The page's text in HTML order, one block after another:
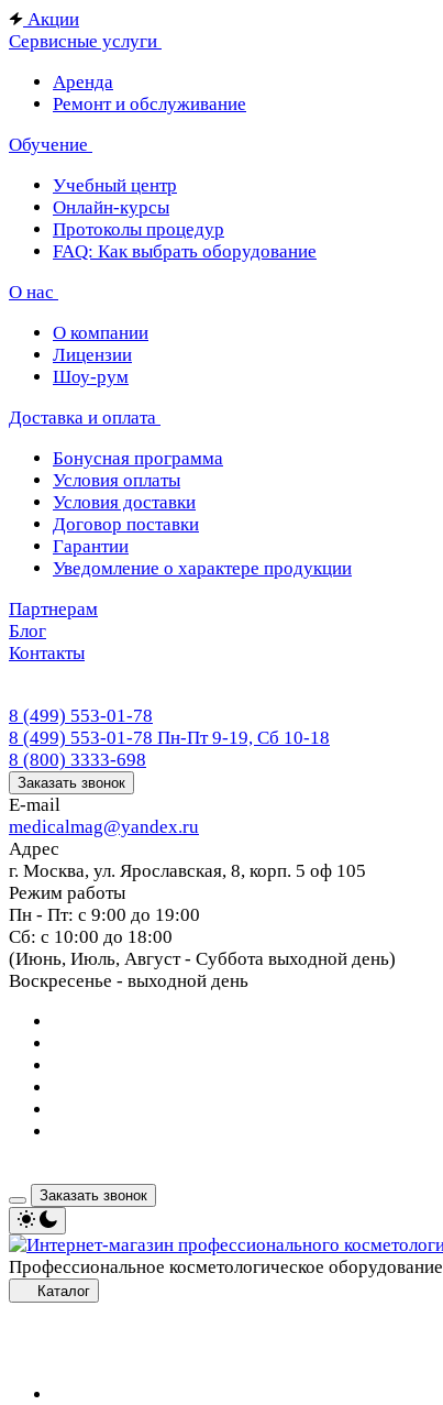
Акции
Сервисные услуги
Аренда
Ремонт и обслуживание
Обучение
Учебный центр
Онлайн-курсы
Протоколы процедур
FAQ: Как выбрать оборудование
О нас
О компании
Лицензии
Шоу-рум
Доставка и оплата
Бонусная программа
Условия оплаты
Условия доставки
Договор поставки
Гарантии
Уведомление о характере продукции
Партнерам
Блог
Контакты
8 (499) 553-01-78
8 (499) 553-01-78 Пн-Пт 9-19, Сб 10-18
8 (800) 3333-698
Заказать звонок
E-mail
medicalmag@yandex.ru
Адрес
г. Москва, ул. Ярославская, 8, корп. 5 оф 105
Режим работы
Пн - Пт: с 9:00 до 19:00
Сб: с 10:00 до 18:00
(Июнь, Июль, Август - Суббота выходной день)
Воскресенье - выходной день
Заказать звонок
Профессиональное косметологическое оборудование
Каталог